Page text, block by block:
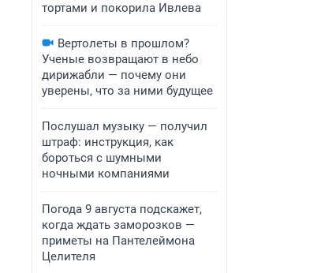
тортами и покорила Ивлева
Вертолеты в прошлом?
Ученые возвращают в небо
дирижабли — почему они
уверены, что за ними будущее
Послушал музыку — получил
штраф: инструкция, как
бороться с шумными
ночными компаниями
Погода 9 августа подскажет,
когда ждать заморозков —
приметы на Пантелеймона
Целителя